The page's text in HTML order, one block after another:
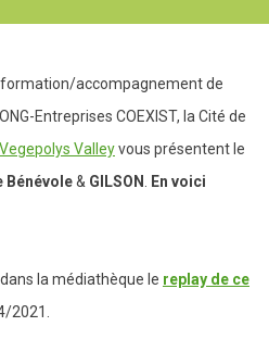
formation/accompagnement de
Entreprises COEXIST, la Cité de
Vegepolys Valleyvous présentent le
Bénévole& GILSON
En voici
la médiathèque le replay de ce
2021.